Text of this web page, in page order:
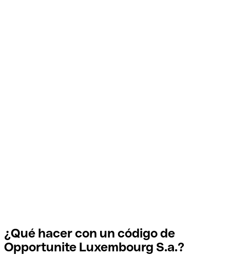
¿Qué hacer con un código de
Opportunite Luxembourg S.a.?